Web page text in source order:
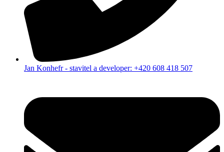
Jan Konhefr - stavitel a developer: +420 608 418 507